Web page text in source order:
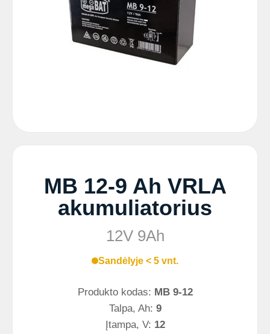
MB 12-9 Ah VRLA
akumuliatorius
12V 9Ah
Sandėlyje < 5 vnt.
Produkto kodas: MB 9-12
Talpa, Ah: 9
Įtampa, V: 12